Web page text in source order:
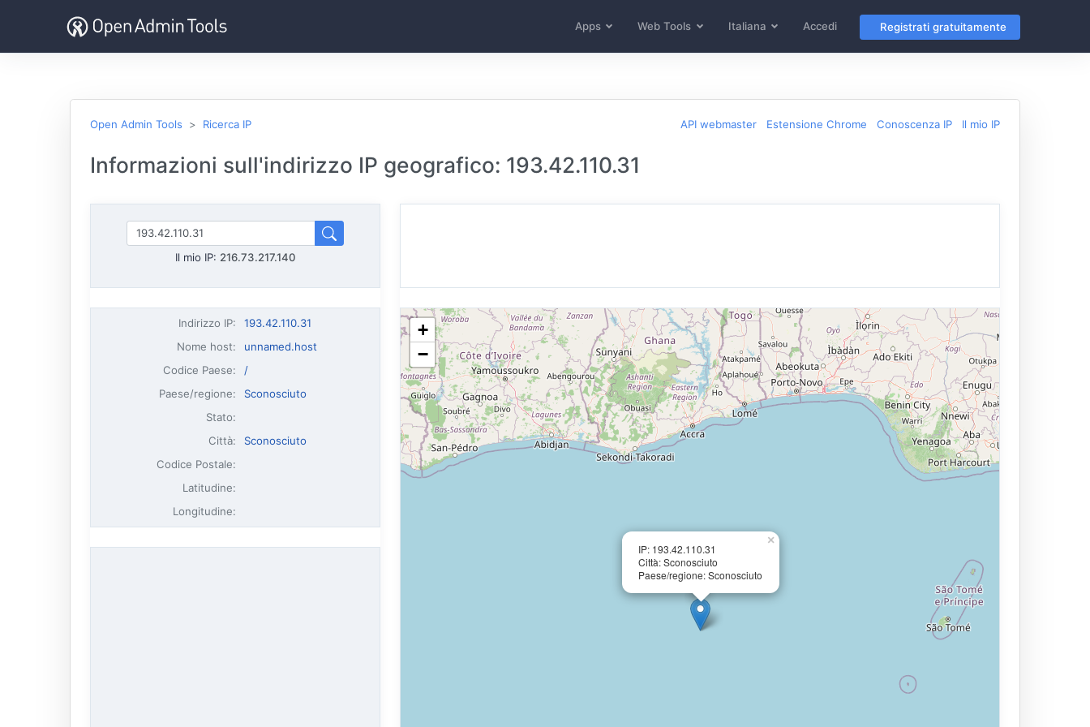
Apps Web Tools Italiana Accedi Registrati gratuitamente
Open Admin Tools Ricerca IP API webmaster Estensione Chrome Conoscenza IP Il mio IP
Informazioni sull'indirizzo IP geografico: 193.42.110.31
Il mio IP: 216.73.217.140
Indirizzo IP:
193.42.110.31
Nome host:
unnamed.host
Codice Paese:
/
Paese/regione:
Sconosciuto
Stato:
Città:
Sconosciuto
Codice Postale:
Latitudine:
Longitudine:
IP: 193.42.110.31
Città: Sconosciuto
Paese/regione: Sconosciuto
×
+
−